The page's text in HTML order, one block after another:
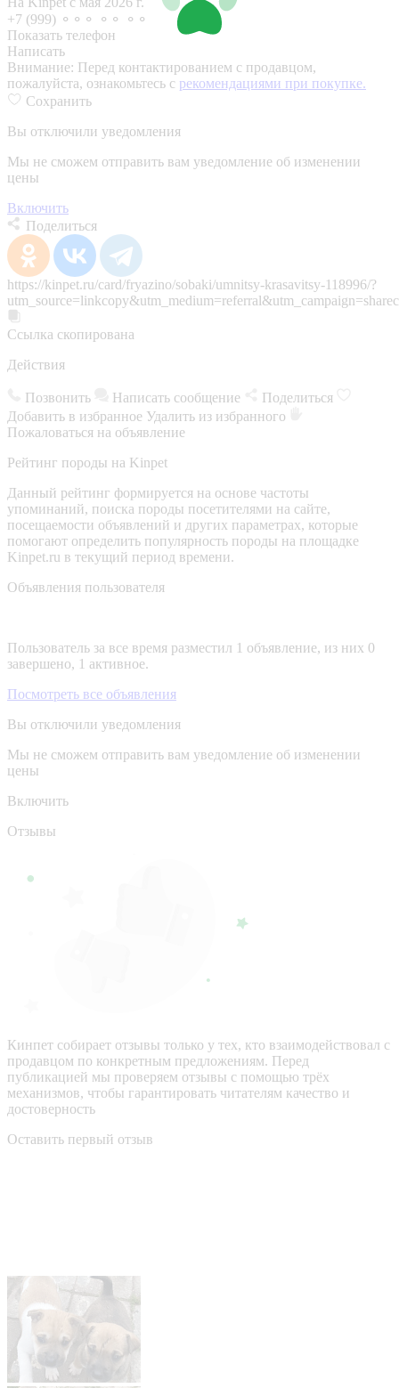
+7 (999) ⚬⚬⚬ ⚬⚬ ⚬⚬
Показать телефон
Написать
Внимание: Перед контактированием с продавцом,
пожалуйста, ознакомьтесь с рекомендациями при покупке.
Сохранить
Вы отключили уведомления
Мы не сможем отправить вам уведомление об изменении
цены
Включить
Поделиться
https://kinpet.ru/card/fryazino/sobaki/umnitsy-krasavitsy-118996/?
Ссылка скопирована
Действия
Позвонить Написать сообщение
Поделиться
Добавить в избранное Удалить из избранного
Пожаловаться на объявление
Рейтинг породы на Kinpet
Данный рейтинг формируется на основе частоты
упоминаний, поиска породы посетителями на сайте,
посещаемости объявлений и других параметрах, которые
помогают определить популярность породы на площадке
Kinpet.ru в текущий период времени.
Объявления пользователя
Пользователь за все время разместил 1 объявление, из них 0
завершено, 1 активное.
Посмотреть все объявления
Вы отключили уведомления
Мы не сможем отправить вам уведомление об изменении
цены
Включить
Отзывы
Кинпет собирает отзывы только у тех, кто взаимодействовал с
продавцом по конкретным предложениям. Перед
публикацией мы проверяем отзывы с помощью трёх
механизмов, чтобы гарантировать читателям качество и
достоверность
Оставить первый отзыв